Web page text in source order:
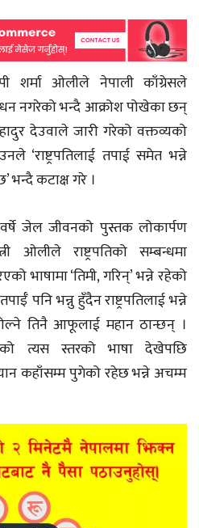
शर्मा ओलीले नेपाली काँग्रेसले
नगरेको भन्दै आक्रोश पोखेका छन्
देउवाले जारी गरेको वक्तव्यको
‘राष्ट्रपतिलाई तपाई समेत भन्ने
भन्दै कटाक्ष गरे ।
वर्षे जेल जीवनको पुस्तक लोकार्पण
ओलीले राष्ट्रपतिको सम्बन्धमा
भाषामा ‘तिमी, गरिन्’ भन्ने रहेको
पनि भन्नु हुँदैन राष्ट्रपतिलाई भन्ने
तिनै आफूलाई महान ठान्छन् ।
त्यस स्तरको भाषा देखेपछि
कहाँसम्म पुगेको रहेछ भन्ने अचम्म